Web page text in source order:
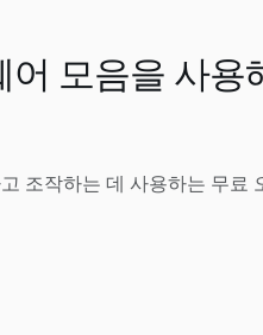
어 모음을 사용
조작하는 데 사용하는 무료